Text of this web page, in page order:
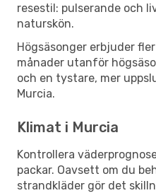
resestil: pulserande och
naturskön.
Högsäsonger erbjuder
månader utanför
och en tystare, mer
Murcia.
Klimat i Murcia
Kontrollera
packar. Oavsett om du
strandkläder gör det